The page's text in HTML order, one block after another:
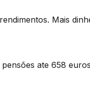
Mais
ate 658